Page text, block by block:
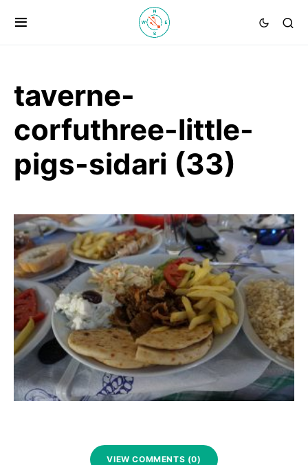
taverne-
corfuthree-little-
pigs-sidari (33)
VIEW COMMENTS (0)